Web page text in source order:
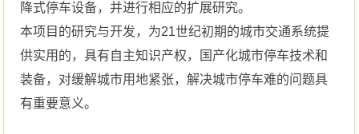
降式停车设备，并进行相应的扩展研究。
本项目的研究与开发，为21世纪初期的城市交通系统提
供实用的，具有自主知识产权，国产化城市停车技术和
装备，对缓解城市用地紧张，解决城市停车难的问题具
有重要意义。